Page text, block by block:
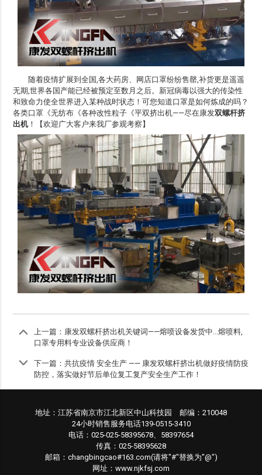
随着疫情扩展到全国,各大药房、网店口罩纷纷售罄,补货更是遥遥
无期,世界各国产能已经被预定至数月之后。新冠病毒以强大的传染性
和致命力使全世界进入某种战时状态！可您知道口罩是如何炼成的吗？
各类口罩《无纺布《各种改性粒子《平双挤出机——尽在康发双螺杆挤
出机！【欢迎广大客户来我厂参观考察】
上一篇： 康发双螺杆挤出机关键词——熔喷设备发货中...熔喷料,
口罩专用料专业设备供应商！
下一篇：共抗疫情 安全生产 —— 康发双螺杆挤出机做好疫情防疫
防控，落实做好节后单位复工复产安全生产工作！
地址：江苏省南京市江北新区中山科技园 邮编：210048
24小时销售服务电话139-0515-3410
电话：025-025-58395678、58397654
传真：025-58395628
邮箱：changbingcao#163.com(请将"#"替换为"@")
网址：www.njkfsj.com